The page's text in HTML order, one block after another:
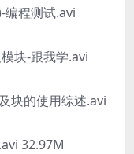
程测试.avi
块-跟我学.avi
块的使用综述.avi
32.97M